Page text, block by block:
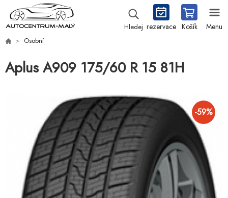
Hledej rezervace Košík Menu
Osobní
Aplus A909 175/60 R 15 81H
-59%